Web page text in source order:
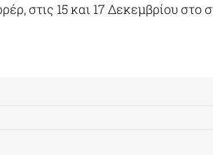
στις 15 και 17 Δεκεμβρίου στο